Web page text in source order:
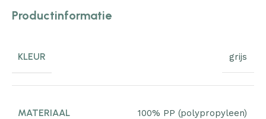
Productinformatie
KLEUR grijs
MATERIAAL 100% PP (polypropyleen)